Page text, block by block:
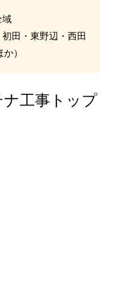
域
初田・東野辺・西田
）
ナ工事トップ